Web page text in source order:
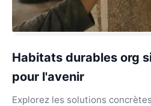
Habitats durables org
pour l'avenir
Explorez les solutions